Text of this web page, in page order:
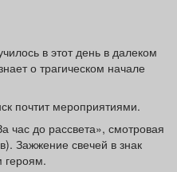
Проекты
в этот день в далеком
о трагическом начале
почтит мероприятиями.
час до рассвета», смотровая
Зажжение свечей в знак
героям.